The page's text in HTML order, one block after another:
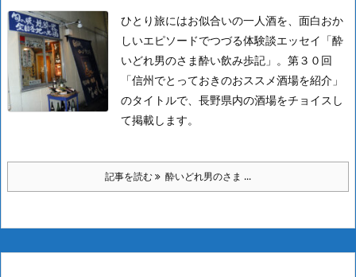
ひとり旅にはお似合いの一人酒を、面白おか
しいエピソードでつづる体験談エッセイ「酔
いどれ男のさま酔い飲み歩記」。第３０回
「信州でとっておきのおススメ酒場を紹介」
のタイトルで、長野県内の酒場をチョイスし
て掲載します。
記事を読む 酔いどれ男のさま ...